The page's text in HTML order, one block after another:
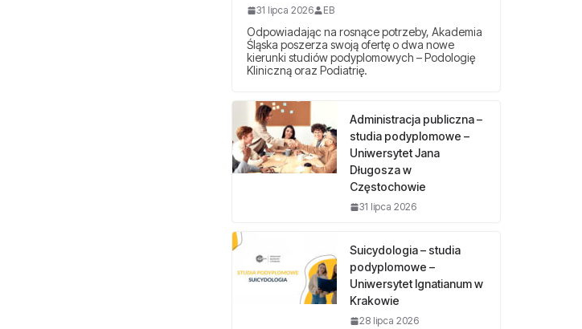
31 lipca 2026 EB
Odpowiadając na rosnące potrzeby, Akademia
Śląska poszerza swoją ofertę o dwa nowe
kierunki studiów podyplomowych – Podologię
Kliniczną oraz Podiatrię.
Administracja publiczna –
studia podyplomowe –
Uniwersytet Jana
Długosza w
Częstochowie
31 lipca 2026
Suicydologia – studia
podyplomowe –
Uniwersytet Ignatianum w
Krakowie
28 lipca 2026